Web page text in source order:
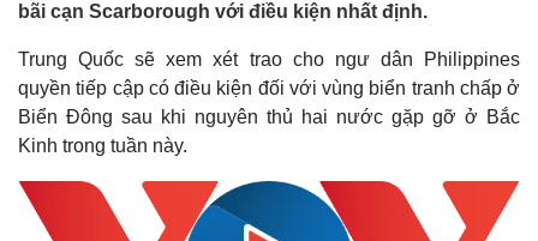
bãi cạn Scarborough với điều kiện nhất định.
Trung Quốc sẽ xem xét trao cho ngư dân Philippines
quyền tiếp cập có điều kiện đối với vùng biển tranh chấp ở
Biển Đông sau khi nguyên thủ hai nước gặp gỡ ở Bắc
Kinh trong tuần này.